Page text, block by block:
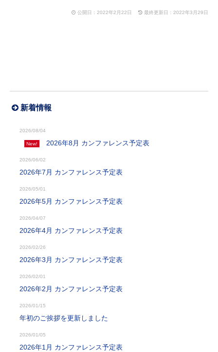
公開日：2022年2月22日 最終更新日：2022年3月29日
新着情報
2026/08/04
New! 2026年8月 カンファレンス予定表
2026/06/02
2026年7月 カンファレンス予定表
2026/05/01
2026年5月 カンファレンス予定表
2026/04/07
2026年4月 カンファレンス予定表
2026/02/26
2026年3月 カンファレンス予定表
2026/02/01
2026年2月 カンファレンス予定表
2026/01/15
年初のご挨拶を更新しました
2026/01/05
2026年1月 カンファレンス予定表